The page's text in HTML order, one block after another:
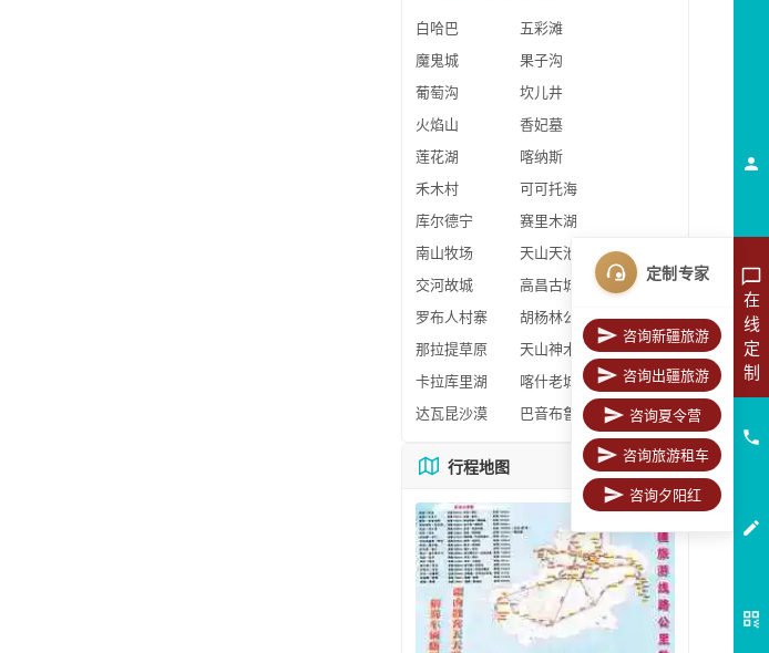
白哈巴
五彩滩
魔鬼城
果子沟
葡萄沟
坎儿井
火焰山
香妃墓
莲花湖
喀纳斯
禾木村
可可托海
库尔德宁
赛里木湖
南山牧场
天山天池
交河故城
高昌古城
罗布人村寨
胡杨林公园
那拉提草原
天山神木园
卡拉库里湖
喀什老城区
达瓦昆沙漠
巴音布鲁克
行程地图 更多地图
在
线
定
制
定制专家
咨询新疆旅游
咨询出疆旅游
咨询夏令营
咨询旅游租车
咨询夕阳红